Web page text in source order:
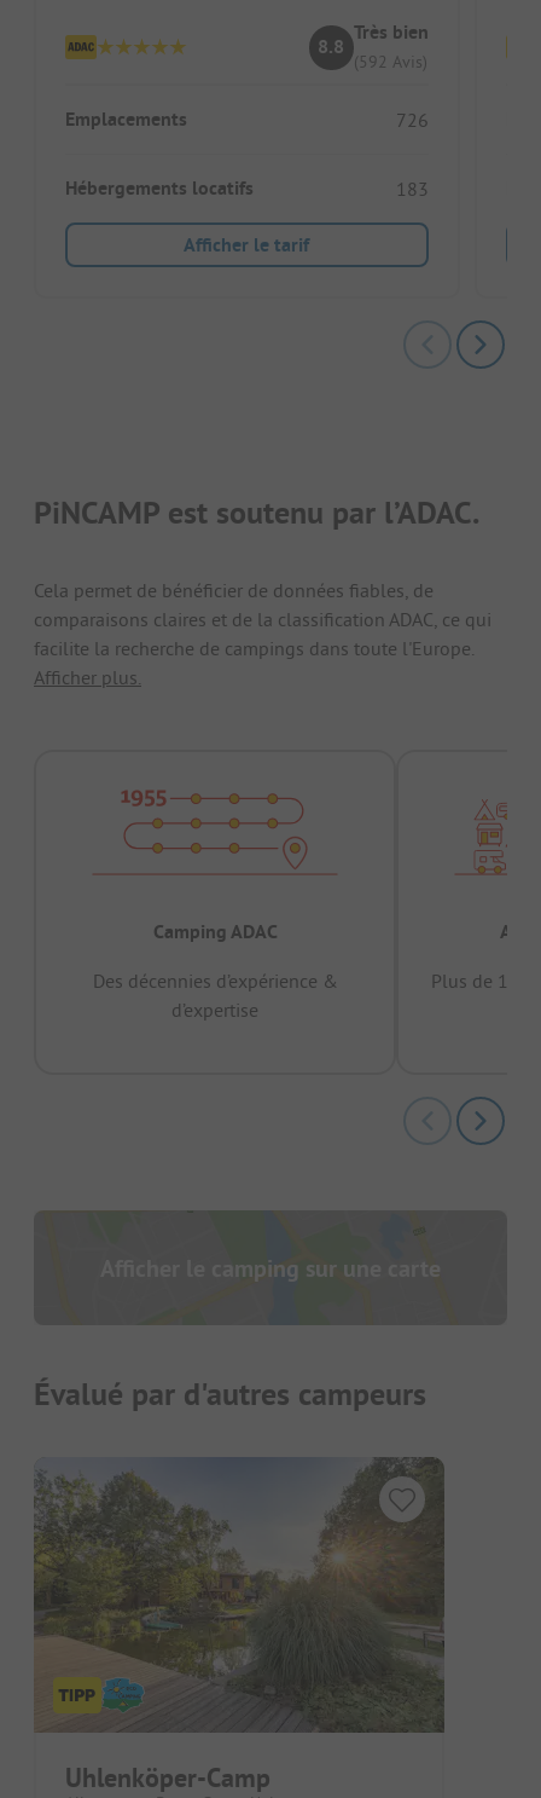
8.8
Très bien
(592 Avis)
Emplacements 726
Hébergements locatifs 183
Afficher le tarif
PiNCAMP est soutenu par l’ADAC.
Cela permet de bénéficier de données fiables, de
comparaisons claires et de la classification ADAC, ce qui
facilite la recherche de campings dans toute l'Europe.
Afficher plus.
Camping ADAC
Des décennies d’expérience &
d’expertise
Plus de 15
Afficher le camping sur une carte
Évalué par d'autres campeurs
Uhlenköper-Camp